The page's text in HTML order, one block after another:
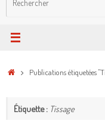
AccueilPublications étiquetées
Étiquette : Tissage